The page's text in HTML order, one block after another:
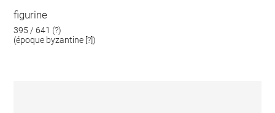
figurine
395 / 641 (?)
(époque byzantine [?])